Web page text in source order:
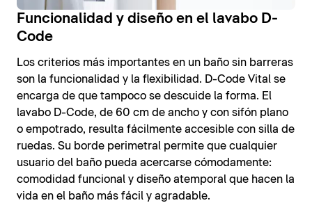
Funcionalidad y diseño en el lavabo D-
Code
Los criterios más importantes en un baño sin barreras
son la funcionalidad y la flexibilidad. D-Code Vital se
encarga de que tampoco se descuide la forma. El
lavabo D-Code, de 60 cm de ancho y con sifón plano
o empotrado, resulta fácilmente accesible con silla de
ruedas. Su borde perimetral permite que cualquier
usuario del baño pueda acercarse cómodamente:
comodidad funcional y diseño atemporal que hacen la
vida en el baño más fácil y agradable.